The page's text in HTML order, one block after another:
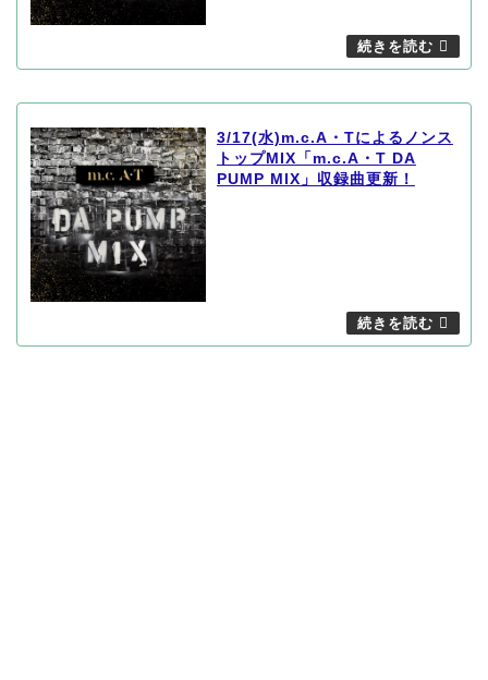
3/17(水)m.c.A・Tによるノンス
トップMIX「m.c.A・T DA
PUMP MIX」収録曲更新！